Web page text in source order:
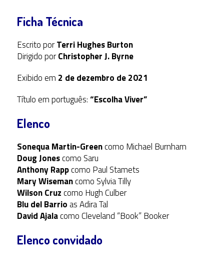
Ficha Técnica
Escrito porTerri Hughes Burton
Dirigido porChristopher J. Byrne
Exibido em 2 de dezembro de 2021
Título em português:“Escolha Viver”
Elenco
Sonequa Martin-Greencomo Michael Burnham
Doug Jonescomo Saru
Anthony Rappcomo Paul Stamets
Mary Wisemancomo Sylvia Tilly
Wilson Cruzcomo Hugh Culber
Blu del Barrio as Adira Tal
David Ajalacomo Cleveland “Book” Booker
Elenco convidado